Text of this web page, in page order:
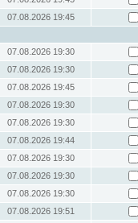
07.08.2026 19:45
07.08.2026 19:30
07.08.2026 19:30
07.08.2026 19:45
07.08.2026 19:30
07.08.2026 19:30
07.08.2026 19:44
07.08.2026 19:30
07.08.2026 19:30
07.08.2026 19:30
07.08.2026 19:51